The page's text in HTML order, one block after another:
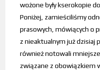
wożone były kserokopie
Poniżej, zamieściliśmy
prasowych, mówiących o
z nieaktualnym już dzisiaj
również notowali
związane z obowiązkiem